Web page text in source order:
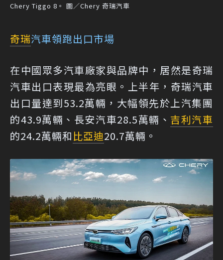
Chery Tiggo 8。 圖／Chery 奇瑞汽車
奇瑞汽車領跑出口市場
在中國眾多汽車廠家與品牌中，居然是奇瑞
汽車出口表現最為亮眼。上半年，奇瑞汽車
出口量達到53.2萬輛，大幅領先於上汽集團
的43.9萬輛、長安汽車28.5萬輛、 吉利汽車
的24.2萬輛和 比亞迪20.7萬輛。